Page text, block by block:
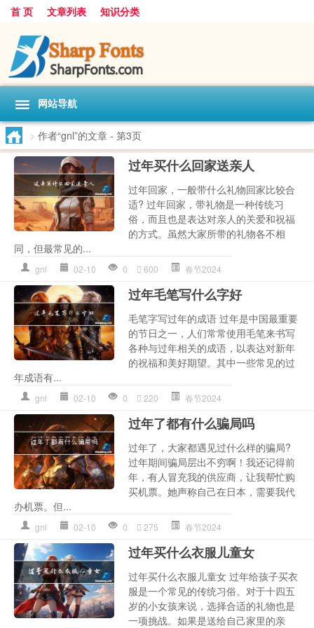
首 页 文章列表 知识分类
网站导航
> 作者“gnl”的文章 - 第3页
过年买什么回家送亲人
过年回家，一般带什么礼物回家比较合
适? 过年回家，带礼物是一种传统习
俗，而且也是表达对亲人的关爱和祝福
的方式。虽然大家所带的礼物各不相
同，但最常见的...
gnl 02-10 0 600 春节2024
过年毛笔写什么字好
毛笔字写过年的成语 过年是中国最重要
的节日之一，人们常常使用毛笔来书写
各种与过年相关的成语，以表达对新年
的祝福和美好期望。其中一些常见的过
年成语有...
gnl 02-10 0 220 春节2024
过年了都有什么骗局吗
过年了，大家都遇见过什么样的骗局?
过年期间骗局层出不穷啊！我还记得前
年，有人冒充我的供应商，让我帮忙购
买机票。她声称自己在日本，需要我代
办机票。但...
gnl 02-10 0 275 春节2024
过年买什么衣服儿童女
过年买什么衣服儿童女 过年给孩子买衣
服是一个常见的传统习俗。对于十四五
岁的小女孩来说，选择合适的礼物也是
一项挑战。如果是送给自己家里的亲